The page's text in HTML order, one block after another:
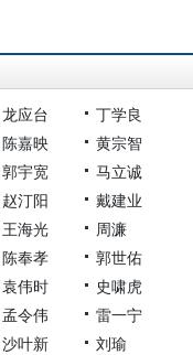
龙应台
丁学良
陈嘉映
黄宗智
郭宇宽
马立诚
赵汀阳
戴建业
王海光
周濂
陈奉孝
郭世佑
袁伟时
史啸虎
孟令伟
雷一宁
沙叶新
刘瑜